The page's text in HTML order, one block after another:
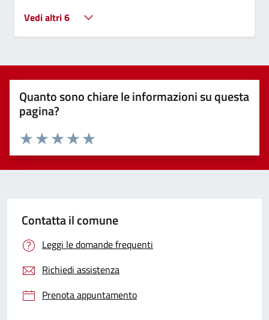
Vedi altri 6
Quanto sono chiare le informazioni su questa
pagina?
Valuta 5 stelle su 5
Valuta 4 stelle su 5
Valuta 3 stelle su 5
Valuta 2 stelle su 5
Valuta 1 stelle su 5
Contatta il comune
Leggi le domande frequenti
Richiedi assistenza
Prenota appuntamento